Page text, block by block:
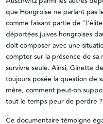
que Hongroise ne parlant pas
comme faisant partie de
déportées juives hongroises
doit composer avec une
compter sur la présence de
survivre seule. Ainsi, Ginette
toujours posée la question de
mère, comment peut-on
tout le temps peur de perdre
Ce documentaire témoigne